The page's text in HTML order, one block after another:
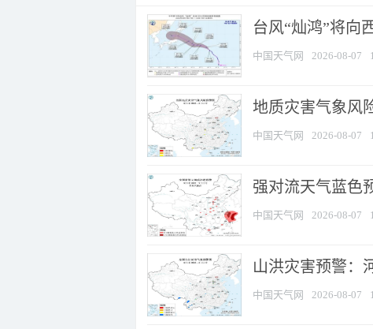
台风“灿鸿”将向
中国天气网 2026-08-07
地质灾害气象风
中国天气网 2026-08-07
强对流天气蓝色
中国天气网 2026-08-07
山洪灾害预警：
中国天气网 2026-08-07